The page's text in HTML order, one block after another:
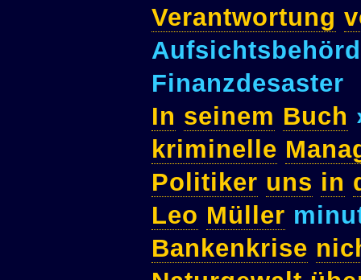
Verantwortung
Finanzdesaster
In seinem Buch
kriminelle
Politiker uns in
Leo Müller
Bankenkrise